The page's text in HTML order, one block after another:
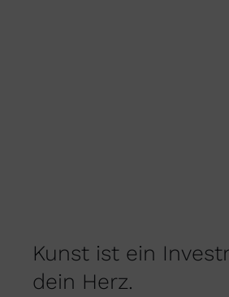
Kunst ist ein
dein Herz.